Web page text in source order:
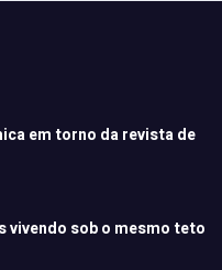
em torno da revista de
vivendo sob o mesmo teto